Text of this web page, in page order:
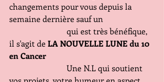
changements pour vous depuis la
semaine dernière sauf un
il s'agit de LA NOUVELLE LUNE du 10
en Cancer